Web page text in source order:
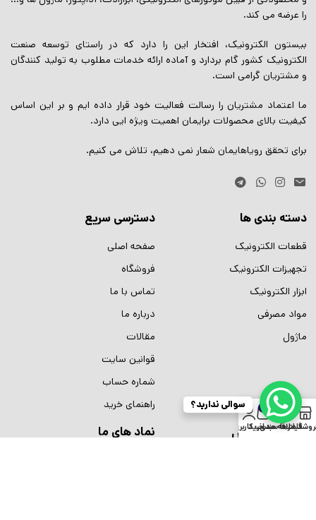
را عرضه می کند.
بیستون الکترونیک، افتخار این را دارد که در راستای توسعه صنعت
الکترونیک کشور گام بردارد و آماده ارائه خدمات مطلوب به تولید کنندگان
و مشتریان گرامی است.
ما اعتماد مشتریان را رسالت فعالیت خود قرار داده ایم و بر این اساس
کیفیت بالای محصولات برایمان اهمیت ویژه ایی دارد.
برای تحقق رویاهایمان شعار نمی دهیم، تلاش می کنیم.
دسته بندی ها
قطعات الکترونیک
تجهیزات الکترونیک
ابزار الکترونیک
مواد مصرفی
ماژول
دسترسی سریع
صفحه اصلی
فروشگاه
تماس با ما
درباره ما
مقالات
قوانین سایت
شماره حساب
راهنمای خرید
اطلاعات تماس نماد های ما
سوالی ندارید؟
فیلترها
علاقه مندی
سبد خرید
حساب کاربری من